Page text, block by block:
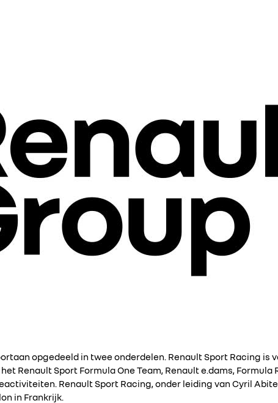
opgedeeld in twee onderdelen. Renault Sport Racing is
Renault Sport Formula One Team, Renault e.dams, Formula
Renault Sport Racing, onder leiding van Cyril
in Frankrijk.